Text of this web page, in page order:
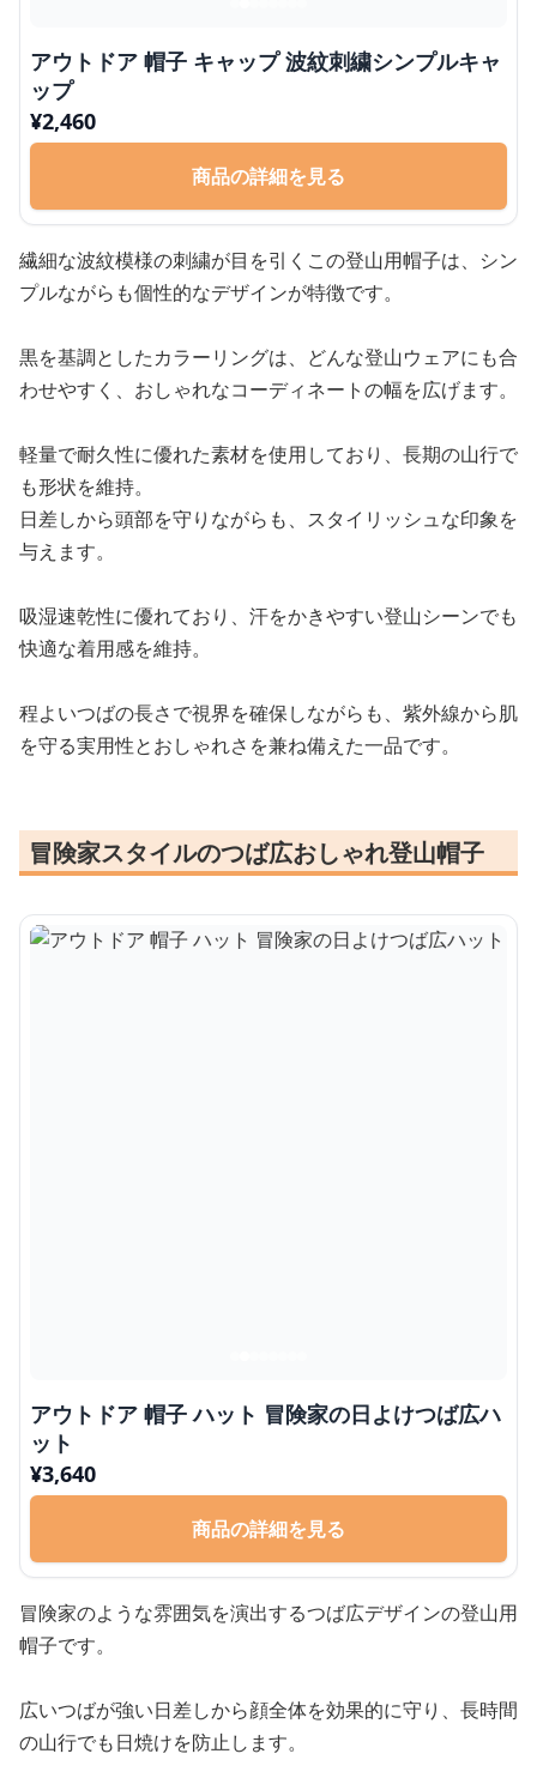
アウトドア 帽子 キャップ 波紋刺繍シンプルキャ
ップ
¥2,460
商品の詳細を見る
繊細な波紋模様の刺繍が目を引くこの登山用帽子は、シン
プルながらも個性的なデザインが特徴です。
黒を基調としたカラーリングは、どんな登山ウェアにも合
わせやすく、おしゃれなコーディネートの幅を広げます。
軽量で耐久性に優れた素材を使用しており、長期の山行で
も形状を維持。
日差しから頭部を守りながらも、スタイリッシュな印象を
与えます。
吸湿速乾性に優れており、汗をかきやすい登山シーンでも
快適な着用感を維持。
程よいつばの長さで視界を確保しながらも、紫外線から肌
を守る実用性とおしゃれさを兼ね備えた一品です。
冒険家スタイルのつば広おしゃれ登山帽子
アウトドア 帽子 ハット 冒険家の日よけつば広ハ
ット
¥3,640
商品の詳細を見る
冒険家のような雰囲気を演出するつば広デザインの登山用
帽子です。
広いつばが強い日差しから顔全体を効果的に守り、長時間
の山行でも日焼けを防止します。